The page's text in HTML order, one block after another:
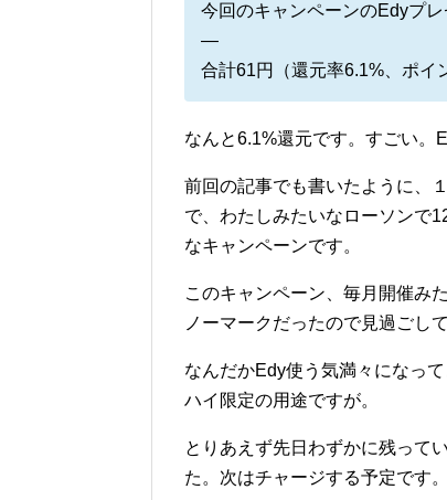
今回のキャンペーンのEdyプレ
—
合計61円（還元率6.1%、ポイ
なんと6.1%還元です。すごい。
前回の記事でも書いたように、
で、わたしみたいなローソンで
なキャンペーンです。
このキャンペーン、毎月開催み
ノーマークだったので見過ごし
なんだかEdy使う気満々になっ
ハイ限定の用途ですが。
とりあえず先日わずかに残って
た。次はチャージする予定です。